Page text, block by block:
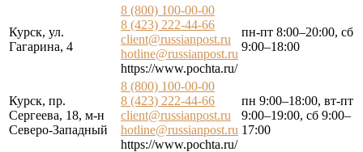
Курск, ул.
Гагарина, 4
8 (800) 100-00-00
8 (423) 222-44-66
client@russianpost.ru
hotline@russianpost.ru
https://www.pochta.ru/
пн-пт 8:00–20:00, сб
9:00–18:00
Курск, пр.
Сергеева, 18, м-н
Северо-Западный
8 (800) 100-00-00
8 (423) 222-44-66
client@russianpost.ru
hotline@russianpost.ru
https://www.pochta.ru/
пн 9:00–18:00, вт-пт
9:00–19:00, сб 9:00–
17:00